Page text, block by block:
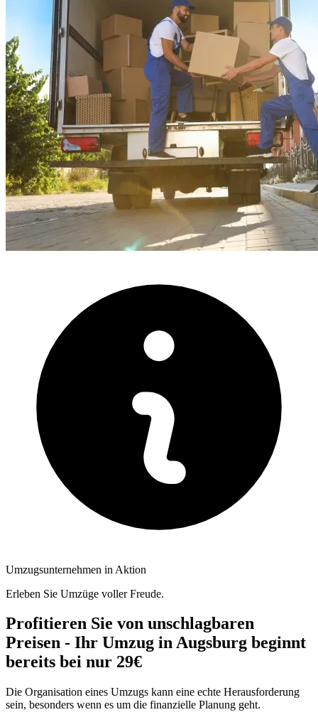
Umzugsunternehmen in Aktion
Erleben Sie Umzüge voller Freude.
Profitieren Sie von unschlagbaren
Preisen - Ihr Umzug in Augsburg beginnt
bereits bei nur 29€
Die Organisation eines Umzugs kann eine echte Herausforderung
sein, besonders wenn es um die finanzielle Planung geht.